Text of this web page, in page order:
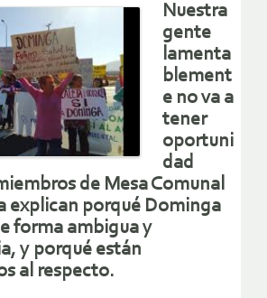
Nuestra
gente
lamenta
blement
e no va a
tener
oportuni
dad
de Mesa Comunal
explican porqué Dominga
forma ambigua y
y porqué están
al respecto.